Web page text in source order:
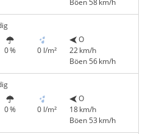
Böen 58 km/h
0 % 0 l/m²
O
22 km/h
Böen 56 km/h
0 % 0 l/m²
O
18 km/h
Böen 53 km/h